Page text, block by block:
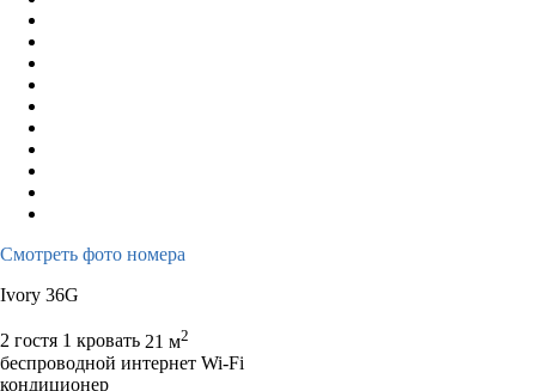
Смотреть фото номера
Ivory 36G
2 гостя 1 кровать 21 м2
беспроводной интернет Wi-Fi
кондиционер